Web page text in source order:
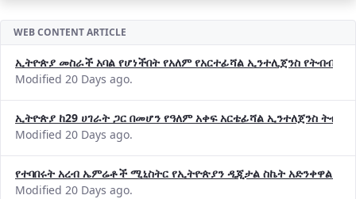
WEB CONTENT ARTICLE
ኢትዮጵያ መስራች አባል የሆነችበት የአለም የአርተፊሻል ኢንተሊጀንስ የትብብር
Modified 20 Days ago.
ኢትዮጵያ ከ29 ሀገራት ጋር በመሆን የዓለም አቀፍ አርቴፊሻል ኢንተለጀንስ
Modified 20 Days ago.
የተባበሩት አረብ ኤምሬቶች ሚኒስትር የኢትዮጵያን ዲጂታል ስኬት አድንቀዋል
Modified 20 Days ago.